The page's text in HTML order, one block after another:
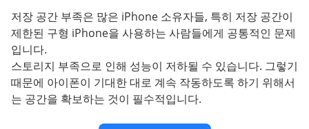
저장 공간 부족은 많은 iPhone 소유자들, 특히 저장 공간이
제한된 구형 iPhone을 사용하는 사람들에게 공통적인 문제
입니다.
스토리지 부족으로 인해 성능이 저하될 수 있습니다. 그렇기
때문에 아이폰이 기대한 대로 계속 작동하도록 하기 위해서
는 공간을 확보하는 것이 필수적입니다.